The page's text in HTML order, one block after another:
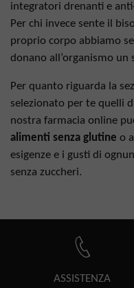
integratori drenanti e
Per chi invece sente il
proprio corpo abbiamo
donano all’organismo un
Per quanto riguarda la
selezionato per te quelli
nostra farmacia online
alimenti senza glutine o
esigenze e i gusti di
senza zuccheri.
ASSISTENZA